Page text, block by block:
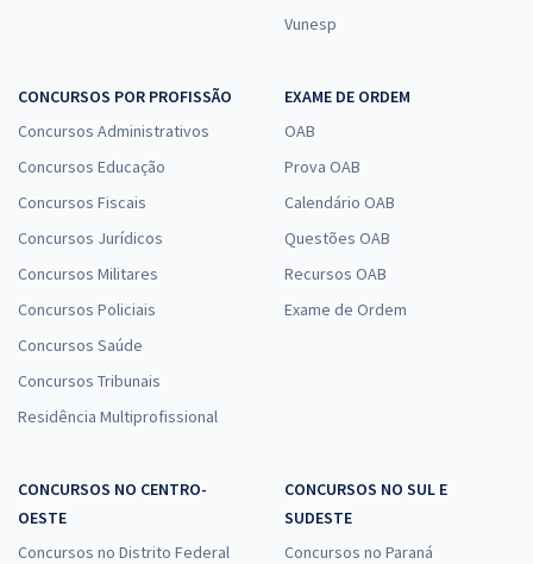
Vunesp
CONCURSOS POR PROFISSÃO
Concursos Administrativos
Concursos Educação
Concursos Fiscais
Concursos Jurídicos
Concursos Militares
Concursos Policiais
Concursos Saúde
Concursos Tribunais
Residência Multiprofissional
EXAME DE ORDEM
OAB
Prova OAB
Calendário OAB
Questões OAB
Recursos OAB
Exame de Ordem
CONCURSOS NO CENTRO-
OESTE
Concursos no Distrito Federal
CONCURSOS NO SUL E
SUDESTE
Concursos no Paraná